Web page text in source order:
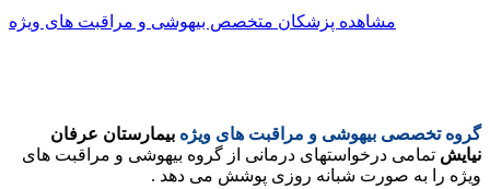
مشاهده پزشکان متخصص بیهوشی و مراقبت های ویژه
گروه تخصصی بیهوشی و مراقبت های ویژه بیمارستان عرفان
نیایش تمامی درخواستهای درمانی از گروه بیهوشی و مراقبت های
ویژه را به صورت شبانه روزی پوشش می دهد .